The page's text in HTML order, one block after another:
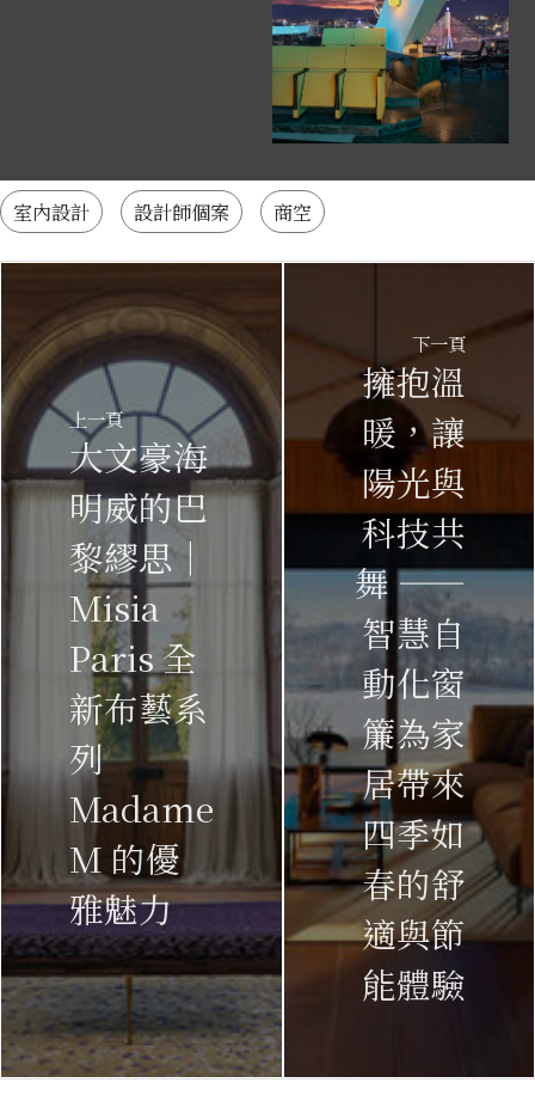
室內設計 設計師個案 商空
上一頁
大文豪海
明威的巴
黎繆思｜
Misia
Paris 全
新布藝系
列
Madame
M 的優
雅魅力
下一頁
擁抱溫
暖，讓
陽光與
科技共
舞 ——
智慧自
動化窗
簾為家
居帶來
四季如
春的舒
適與節
能體驗